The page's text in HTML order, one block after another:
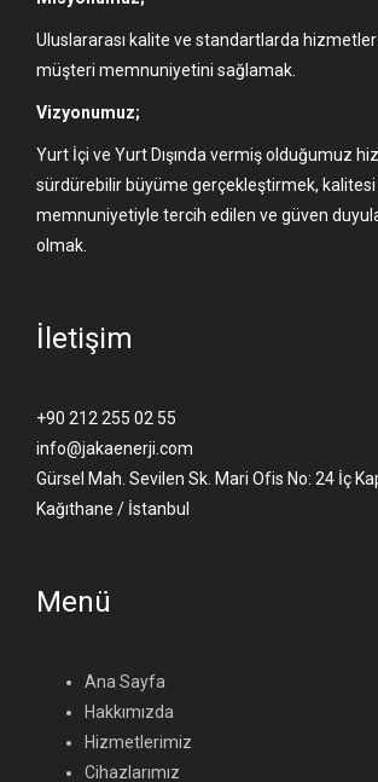
Uluslararası kalite ve standartlarda
müşteri memnuniyetini sağlamak.
Vizyonumuz;
Yurt İçi ve Yurt Dışında vermiş olduğumuz
sürdürebilir büyüme gerçekleştirmek,
memnuniyetiyle tercih edilen ve güven
olmak.
İletişim
+90 212 255 02 55
info@jakaenerji.com
Gürsel Mah. Sevilen Sk. Mari Ofis No: 24 İç
Kağıthane / İstanbul
Menü
Ana Sayfa
Hakkımızda
Hizmetlerimiz
Cihazlarımız